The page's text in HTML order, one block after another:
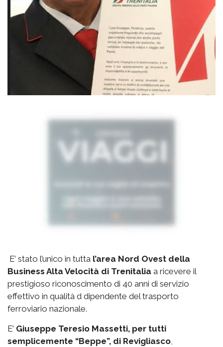
E’ stato l’unico in tutta l’area Nord Ovest della
Business Alta Velocità di Trenitalia a ricevere il
prestigioso riconoscimento di 40 anni di servizio
effettivo in qualità d dipendente del trasporto
ferroviario nazionale.
E’ Giuseppe Teresio Massetti, per tutti
semplicemente “Beppe”, di Revigliasco,